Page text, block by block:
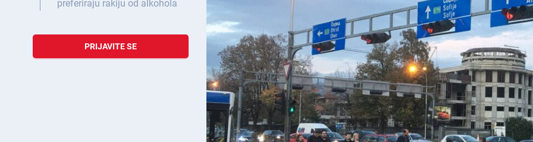
preferiraju rakiju od alkohola
PRIJAVITE SE